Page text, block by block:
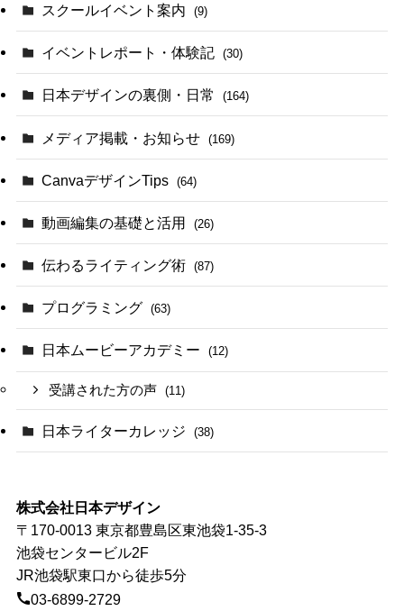
スクールイベント案内 (9)
イベントレポート・体験記 (30)
日本デザインの裏側・日常 (164)
メディア掲載・お知らせ (169)
CanvaデザインTips (64)
動画編集の基礎と活用 (26)
伝わるライティング術 (87)
プログラミング (63)
日本ムービーアカデミー (12)
受講された方の声 (11)
日本ライターカレッジ (38)
株式会社日本デザイン
〒170-0013 東京都豊島区東池袋1-35-3
池袋センタービル2F
JR池袋駅東口から徒歩5分
03-6899-2729